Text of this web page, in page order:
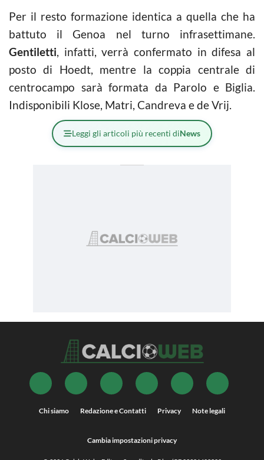
Per il resto formazione identica a quella che ha
battuto il Genoa nel turno infrasettimane.
Gentiletti, infatti, verrà confermato in difesa al
posto di Hoedt, mentre la coppia centrale di
centrocampo sarà formata da Parolo e Biglia.
Indisponibili Klose, Matri, Candreva e de Vrij.
Leggi gli articoli più recenti diNews
Chi siamo Redazione e Contatti Privacy Note legali
Cambia impostazioni privacy